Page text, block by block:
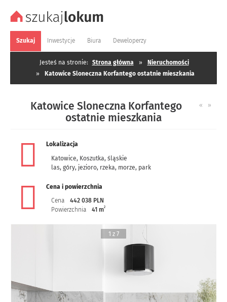
Szukaj Inwestycje Biura Deweloperzy
Jesteś na stronie: Strona główna »
Nieruchomości
»
Katowice Sloneczna Korfantego ostatnie mieszkania
« »
Katowice Sloneczna Korfantego
ostatnie mieszkania
Lokalizacja
Katowice, Koszutka, śląskie
las, góry, jezioro, rzeka, morze, park
Cena i powierzchnia
Cena
442 038 PLN
Powierzchnia
41 m2
1 z 7